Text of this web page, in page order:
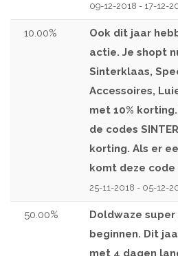
09-12-2018 - 17-12-
10.00%
Ook dit jaar
actie. Je shopt
Sinterklaas,
Accessoires,
met 10% korting.
de codes
korting. Als er
komt deze code
25-11-2018 - 05-12-
50.00%
Doldwaze
beginnen. Dit
met 4 dagen